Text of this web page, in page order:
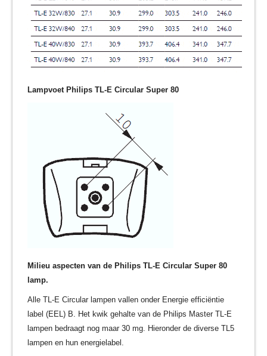
Lampvoet Philips TL-E Circular Super 80
Milieu aspecten van de Philips TL-E Circular Super 80
lamp.
Alle TL-E Circular lampen vallen onder Energie efficiëntie
label (EEL) B. Het kwik gehalte van de Philips Master TL-E
lampen bedraagt nog maar 30 mg. Hieronder de diverse TL5
lampen en hun energielabel.